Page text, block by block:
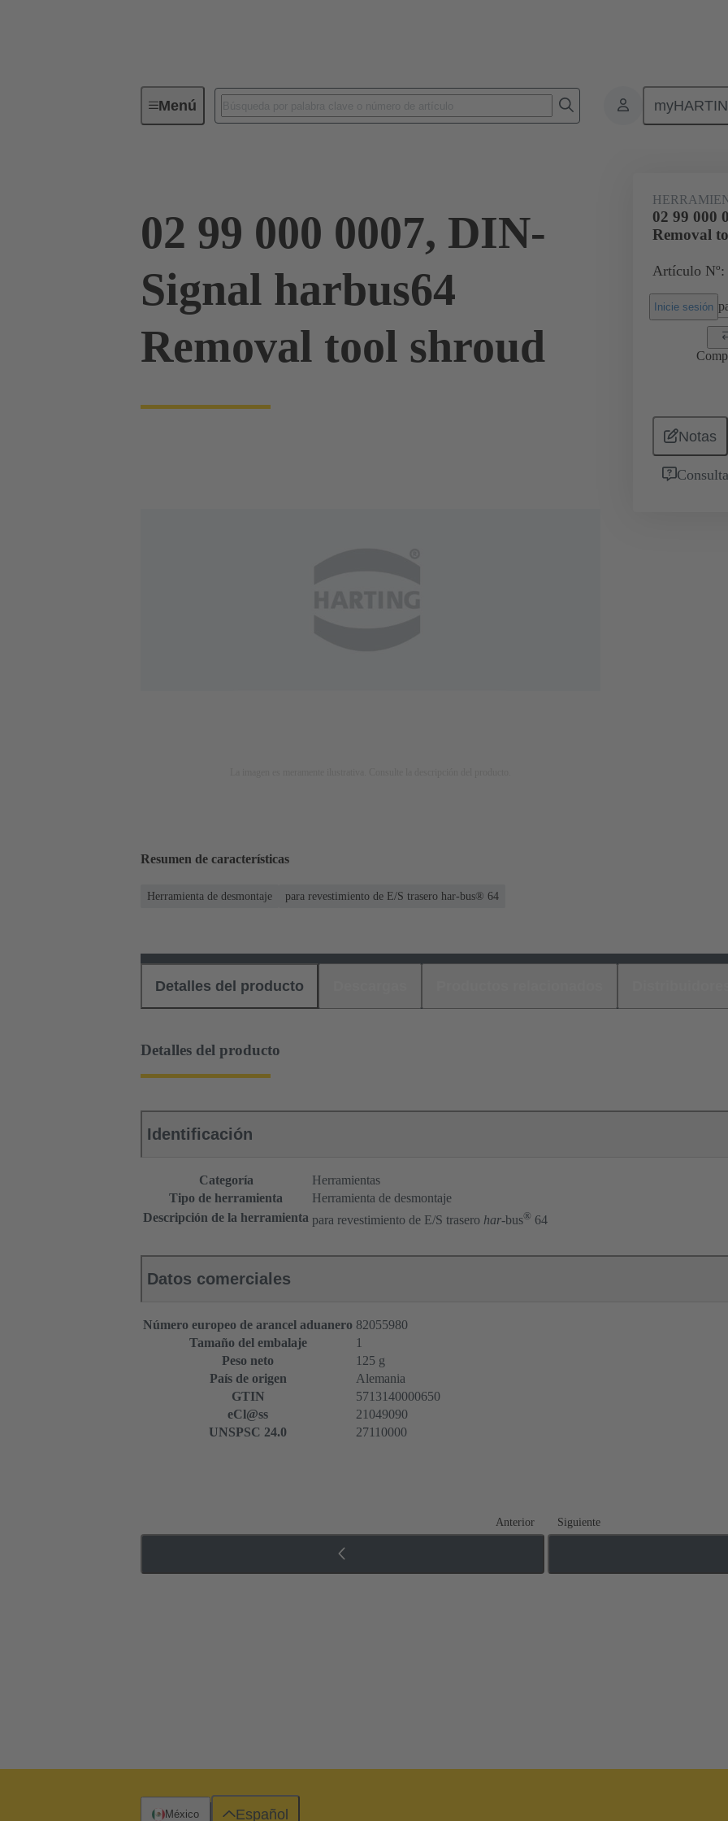
MenúHerramientas Herramienta de reparación 02 99 000 0007
02 99 000 0007, DIN-
Signal harbus64
Removal tool shroud
02 99 000
Removal
Artículo Nº:
Inicie sesión
Notas
Resumen de características
Herramienta de desmontaje para revestimiento de E/S trasero har-bus® 64
Detalles del producto
Detalles del producto
Identificación
Categoría
Herramientas
Tipo de herramienta
Herramienta de desmontaje
Descripción de la herramienta para revestimiento de E/S trasero har-bus® 64
Datos comerciales
Número europeo de arancel aduanero 82055980
Tamaño del embalaje
1
Peso neto
125 g
País de origen
Alemania
GTIN
5713140000650
eCl@ss
21049090
UNSPSC 24.0
27110000
Anterior Siguiente
México Español